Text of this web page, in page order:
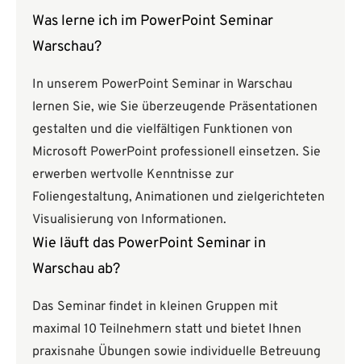
Was lerne ich im PowerPoint Seminar
Warschau?
In unserem PowerPoint Seminar in Warschau
lernen Sie, wie Sie überzeugende Präsentationen
gestalten und die vielfältigen Funktionen von
Microsoft PowerPoint professionell einsetzen. Sie
erwerben wertvolle Kenntnisse zur
Foliengestaltung, Animationen und zielgerichteten
Visualisierung von Informationen.
Wie läuft das PowerPoint Seminar in
Warschau ab?
Das Seminar findet in kleinen Gruppen mit
maximal 10 Teilnehmern statt und bietet Ihnen
praxisnahe Übungen sowie individuelle Betreuung